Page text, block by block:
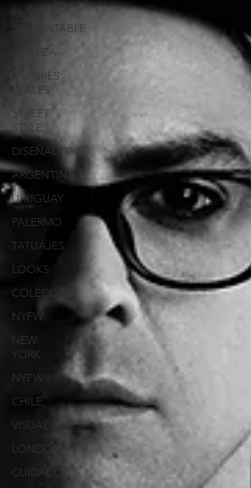
MODA
SUSTENTABLE
BELLEZA
MUJERES
REALES
STREET
STYLE
DISEÑADORES
ARGENTINA
URUGUAY
PALERMO
TATUAJES
LOOKS
COLECCIÓN
NYFW
NEW
YORK
NYFW
CHILE
VISUAL
LONDON
CUIDADO